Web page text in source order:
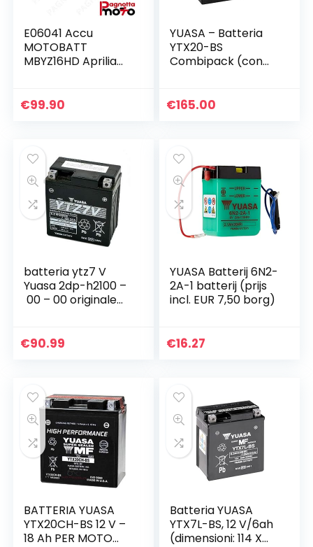
E06041 Accu
MOTOBATT
MBYZ16HD Aprilia
145 mm zuur
€99.90
YUASA – Batteria
YTX20-BS
Combipack (con
€165.00
batteria ytz7 V
Yuasa 2dp-h2100 –
00 – 00 originale
€90.99
YUASA Batterij 6N2-
2A-1 batterij (prijs
incl. EUR 7,50 borg)
€16.27
BATTERIA YUASA
YTX20CH-BS 12 V –
18 Ah PER MOTO
Batteria YUASA
YTX7L-BS, 12 V/6ah
(dimensioni: 114 X